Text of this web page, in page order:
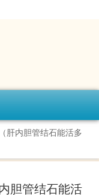
肝内胆管结石能活多
胆管结石能活